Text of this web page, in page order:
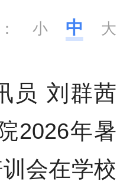
小 中 大
员 刘群茜
2026年暑
会在学校